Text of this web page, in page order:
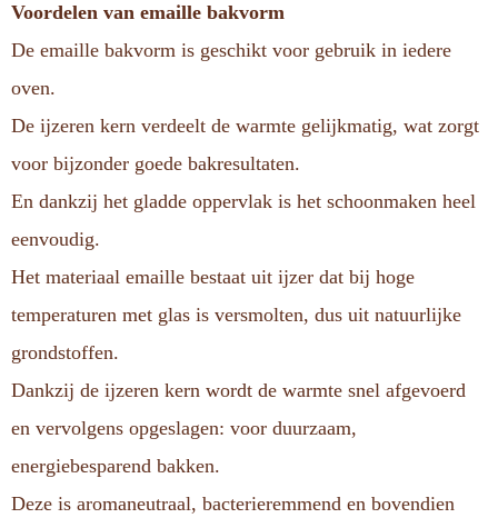
Voordelen van emaille bakvorm
De emaille bakvorm is geschikt voor gebruik in iedere
oven.
De ijzeren kern verdeelt de warmte gelijkmatig, wat zorgt
voor bijzonder goede bakresultaten.
En dankzij het gladde oppervlak is het schoonmaken heel
eenvoudig.
Het materiaal emaille bestaat uit ijzer dat bij hoge
temperaturen met glas is versmolten, dus uit natuurlijke
grondstoffen.
Dankzij de ijzeren kern wordt de warmte snel afgevoerd
en vervolgens opgeslagen: voor duurzaam,
energiebesparend bakken.
Deze is aromaneutraal, bacterieremmend en bovendien